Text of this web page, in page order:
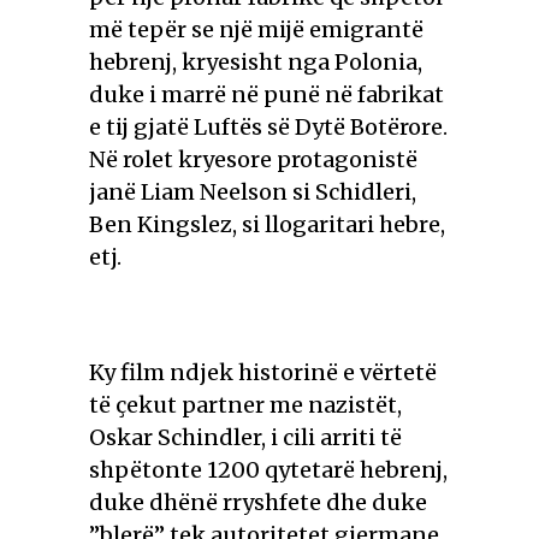
më tepër se një mijë emigrantë
hebrenj, kryesisht nga Polonia,
duke i marrë në punë në fabrikat
e tij gjatë Luftës së Dytë Botërore.
Në rolet kryesore protagonistë
janë Liam Neelson si Schidleri,
Ben Kingslez, si llogaritari hebre,
etj.
Ky film ndjek historinë e vërtetë
të çekut partner me nazistët,
Oskar Schindler, i cili arriti të
shpëtonte 1200 qytetarë hebrenj,
duke dhënë rryshfete dhe duke